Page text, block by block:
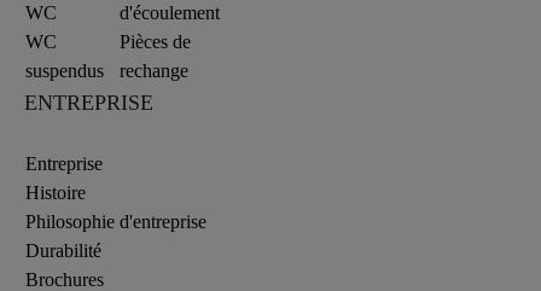
WC
WC
suspendus
d'écoulement
Pièces de
rechange
ENTREPRISE
Entreprise
Histoire
Philosophie d'entreprise
Durabilité
Brochures